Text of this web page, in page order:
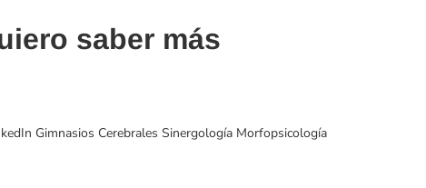
saber más
Gimnasios Cerebrales Sinergología Morfopsicología